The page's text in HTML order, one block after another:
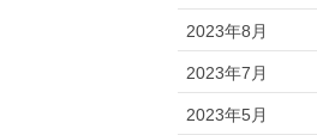
2023年8月
2023年7月
2023年5月